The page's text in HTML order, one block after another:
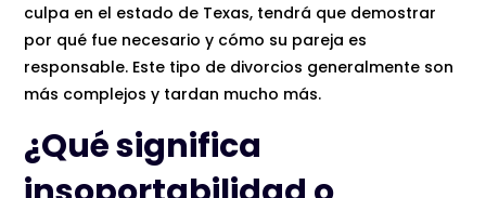
culpa en el estado de Texas, tendrá que demostrar
por qué fue necesario y cómo su pareja es
responsable. Este tipo de divorcios generalmente son
más complejos y tardan mucho más.
¿Qué significa